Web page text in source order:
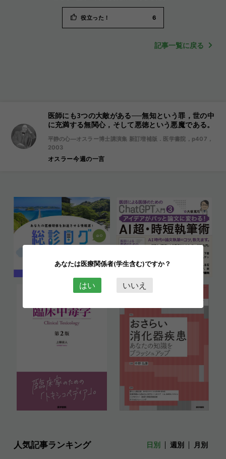
役立った！ 6
記事一覧に戻る
医師にも3つの大敵がある──無知という罪，世の中
に充満する無関心，そして悪徳という悪魔である。
平静の心―オスラー博士講演集 新訂増補版．医学書院，p407，
2003
オスラー今週の一言
人気記事ランキング 日別 週別 月別
あなたは医療関係者(学生含む)ですか？
はい いいえ